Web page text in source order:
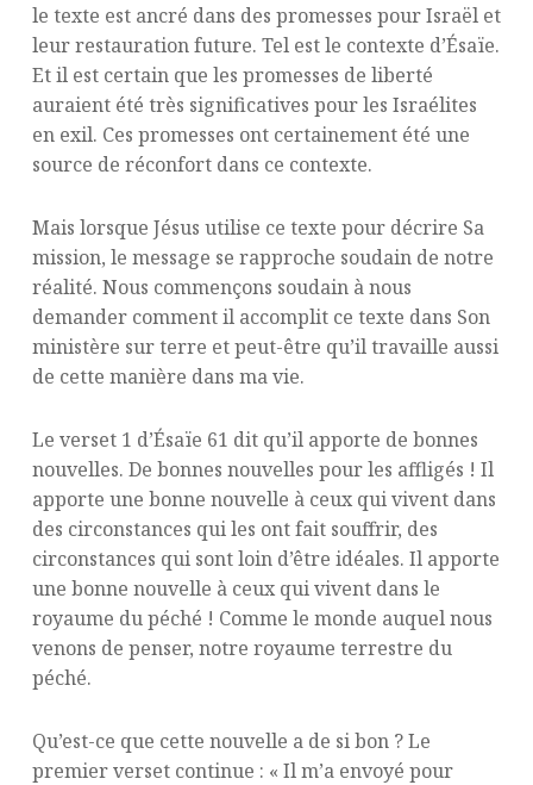
le texte est ancré dans des promesses pour Israël et
leur restauration future. Tel est le contexte d’Ésaïe.
Et il est certain que les promesses de liberté
auraient été très significatives pour les Israélites
en exil. Ces promesses ont certainement été une
source de réconfort dans ce contexte.
Mais lorsque Jésus utilise ce texte pour décrire Sa
mission, le message se rapproche soudain de notre
réalité. Nous commençons soudain à nous
demander comment il accomplit ce texte dans Son
ministère sur terre et peut-être qu’il travaille aussi
de cette manière dans ma vie.
Le verset 1 d’Ésaïe 61 dit qu’il apporte de bonnes
nouvelles. De bonnes nouvelles pour les affligés ! Il
apporte une bonne nouvelle à ceux qui vivent dans
des circonstances qui les ont fait souffrir, des
circonstances qui sont loin d’être idéales. Il apporte
une bonne nouvelle à ceux qui vivent dans le
royaume du péché ! Comme le monde auquel nous
venons de penser, notre royaume terrestre du
péché.
Qu’est-ce que cette nouvelle a de si bon ? Le
premier verset continue : « Il m’a envoyé pour